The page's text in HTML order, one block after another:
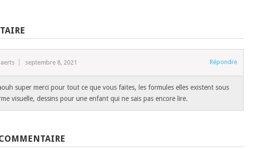
septembre 8, 2021 Répondre
super merci pour tout ce que vous faites, les formules elles existent sous
visuelle, dessins pour une enfant qui ne sais pas encore lire.